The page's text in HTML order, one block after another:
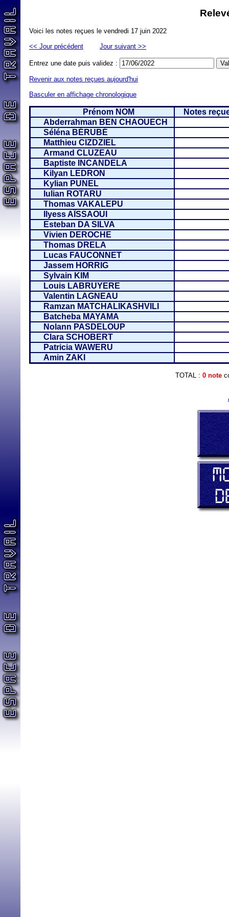
Voici les notes reçues le vendredi 17 juin 2022
<< Jour précédent
Jour suivant >>
Entrez une date puis validez :
Revenir aux notes reçues aujourd'hui
Basculer en affichage chronologique
Prénom NOM
Notes
Abderrahman BEN CHAOUECH
Séléna BÉRUBÉ
Matthieu CIZDZIEL
Armand CLUZEAU
Baptiste INCANDELA
Kilyan LEDRON
Kylian PUNEL
Iulian ROTARU
Thomas VAKALEPU
Ilyess AÏSSAOUI
Esteban DA SILVA
Vivien DEROCHE
Thomas DRELA
Lucas FAUCONNET
Jassem HORRIG
Sylvain KIM
Louis LABRUYERE
Valentin LAGNEAU
Ramzan MATCHALIKASHVILI
Batcheba MAYAMA
Nolann PASDELOUP
Clara SCHOBERT
Patricia WAWERU
Amin ZAKI
TOTAL : 0 note